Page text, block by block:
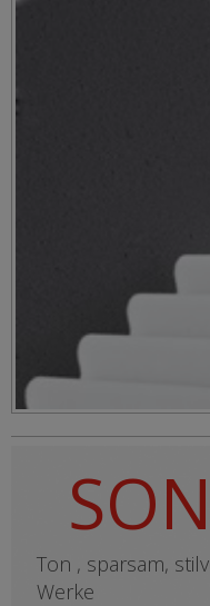
Ton , sparsam,
Werke